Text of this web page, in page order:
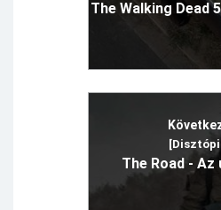
The Walking Dead
The Road - Az